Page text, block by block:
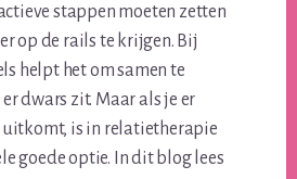
stappen moeten zetten
op de rails te krijgen. Bij
helpt het om samen te
dwars zit. Maar als je er
uitkomt, is in relatietherapie
goede optie. In dit blog lees